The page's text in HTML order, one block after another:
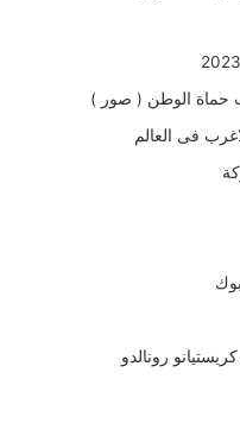
حماة الوطن ( صور )
فى العالم
رونالدو